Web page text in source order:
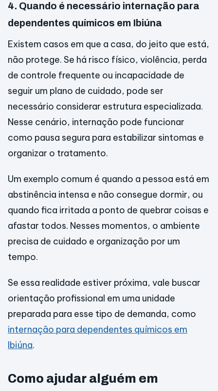
4. Quando é necessário internação para
dependentes químicos em Ibiúna
Existem casos em que a casa, do jeito que está,
não protege. Se há risco físico, violência, perda
de controle frequente ou incapacidade de
seguir um plano de cuidado, pode ser
necessário considerar estrutura especializada.
Nesse cenário, internação pode funcionar
como pausa segura para estabilizar sintomas e
organizar o tratamento.
Um exemplo comum é quando a pessoa está em
abstinência intensa e não consegue dormir, ou
quando fica irritada a ponto de quebrar coisas e
afastar todos. Nesses momentos, o ambiente
precisa de cuidado e organização por um
tempo.
Se essa realidade estiver próxima, vale buscar
orientação profissional em uma unidade
preparada para esse tipo de demanda, como
internação para dependentes químicos em
Ibiúna.
Como ajudar alguém em